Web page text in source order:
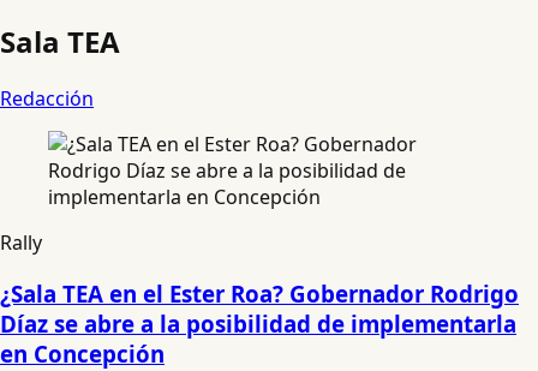
Sala TEA
Redacción
Rally
¿Sala TEA en el Ester Roa? Gobernador Rodrigo
Díaz se abre a la posibilidad de implementarla
en Concepción